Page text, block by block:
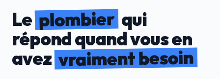
Leplombierqui
répond quand vous en
avezvraiment besoin